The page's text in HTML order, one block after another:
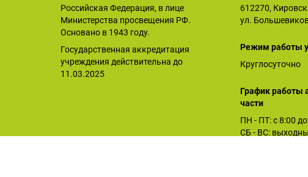
Российская Федерация, в лице
Министерства просвещения РФ.
Основано в 1943 году.
Государственная аккредитация
учреждения действительна до
11.03.2025
612270,
ул.
Режим работы
Круглосуточно
График работы
части
ПН - ПТ: с 8:00
СБ - ВС: